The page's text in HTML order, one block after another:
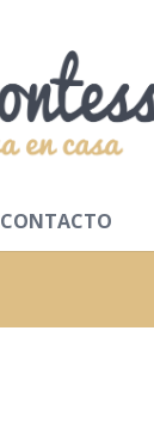
CONTACTO